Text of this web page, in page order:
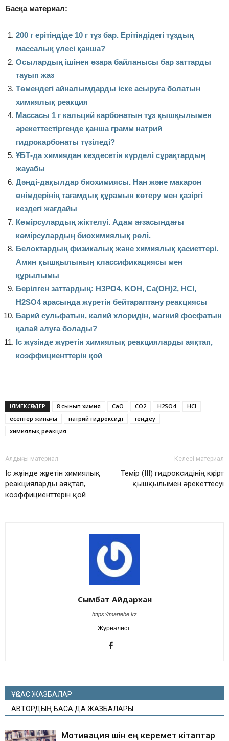
Басқа материал:
200 г ерітіндіде 10 г тұз бар. Ерітіндідегі тұздың
массалық үлесі қанша?
Осылардың ішінен өзара байланысы бар заттарды
тауып жаз
Төмендегі айналымдарды іске асыруға болатын
химиялық реакция
Массасы 1 г кальций карбонатын тұз қышқылымен
әрекеттестіргенде қанша грамм натрий
гидрокарбонаты түзіледі?
ҰБТ-да химиядан кездесетін күрделі сұрақтардың
жауабы
Дәнді-дақылдар биохимиясы. Нан және макарон
өнімдерінің тағамдық құрамын көтеру мен қазіргі
кездегі жағдайы
Көмірсулардың жіктелуі. Адам ағзасындағы
көмірсулардың биохимиялық рөлі.
Белоктардың физикалық және химиялық қасиеттері.
Амин қышқылының классификациясы мен
құрылымы
Берілген заттардың: H3PO4, KOH, Ca(OH)2, HCl,
H2SO4 арасында жүретін бейтараптану реакциясы
Барий сульфатын, калий хлоридін, магний фосфатын
қалай алуға болады?
Іс жүзінде жүретін химиялық реакцияларды аяқтап,
коэффициенттерін қой
ІЛМЕКСӨЗДЕР 8 сынып химия CaO CO2 H2SO4
HCl
есептер жинағы
натрий гидроксиді
теңдеу
химиялық реакция
Алдыңғы материал
Іс жүзінде жүретін химиялық
реакцияларды аяқтап,
коэффициенттерін қой
Келесі материал
Темір (ІІІ) гидроксидінің күкірт
қышқылымен әрекеттесуі
Сымбат Айдархан
https://martebe.kz
Журналист.
ҰҚСАС ЖАЗБАЛАР
АВТОРДЫҢ БАСҚА ДА ЖАЗБАЛАРЫ
Мотивация үшін ең керемет кітаптар